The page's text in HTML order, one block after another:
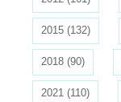
2015 (132)
2018 (90)
2021 (110)